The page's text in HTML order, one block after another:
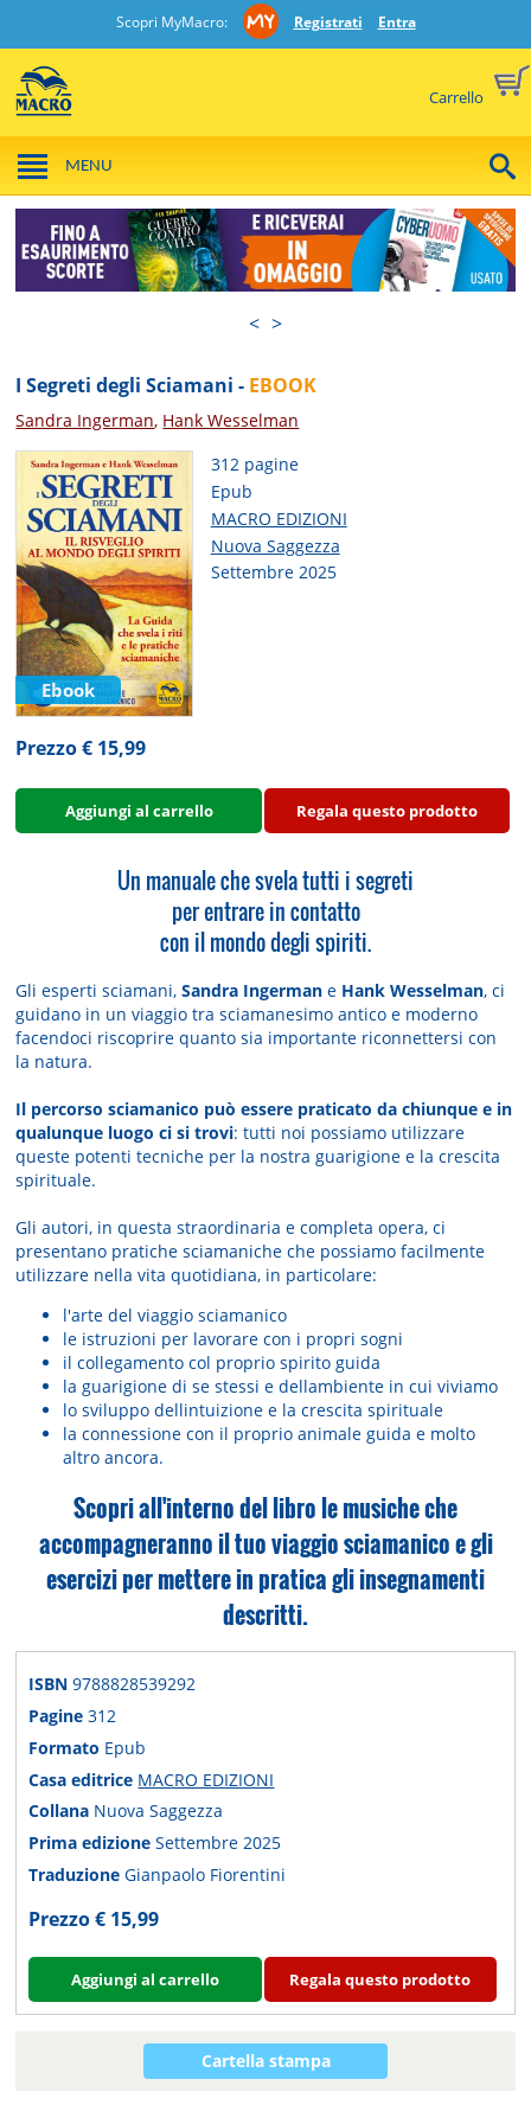
Scopri MyMacro: Registrati Entra
Carrello
MENU
< >
I Segreti degli Sciamani - EBOOK
Sandra Ingerman, Hank Wesselman
Ebook
312 pagine
Epub
MACRO EDIZIONI
Nuova Saggezza
Settembre 2025
Prezzo € 15,99
Aggiungi al carrello Regala questo prodotto
Un manuale che svela tutti i segreti
per entrare in contatto
con il mondo degli spiriti.
Gli esperti sciamani,Sandra Ingerman e Hank Wesselman, ci
guidano in un viaggio tra sciamanesimo antico e moderno
facendoci riscoprire quanto sia importante riconnettersi con
la natura.
Il percorso sciamanico può essere praticato da chiunque e in
qualunque luogo ci si trovi: tutti noi possiamo utilizzare
queste potenti tecniche per la nostra guarigione e la crescita
spirituale.
Gli autori, in questa straordinaria e completa opera, ci
presentano pratiche sciamaniche che possiamo facilmente
utilizzare nella vita quotidiana, in particolare:
l'arte del viaggio sciamanico
le istruzioni per lavorare con i propri sogni
il collegamento col proprio spirito guida
la guarigione di se stessi e dellambiente in cui viviamo
lo sviluppo dellintuizione e la crescita spirituale
la connessione con il proprio animale guida e molto
altro ancora.
Scopri all'interno del libro le musiche che
accompagneranno il tuo viaggio sciamanico e gli
esercizi per mettere in pratica gli insegnamenti
descritti.
ISBN9788828539292
Pagine312
Formato Epub
Casa editrice MACRO EDIZIONI
Collana Nuova Saggezza
Prima edizioneSettembre 2025
TraduzioneGianpaolo Fiorentini
Prezzo € 15,99
Aggiungi al carrello Regala questo prodotto
Cartella stampa